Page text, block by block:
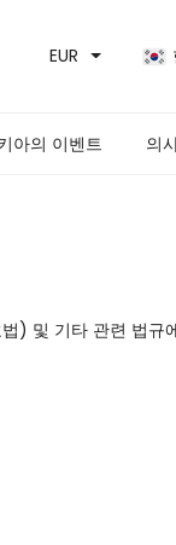
EUR
아의 이벤트 의
) 및 기타 관련 법규